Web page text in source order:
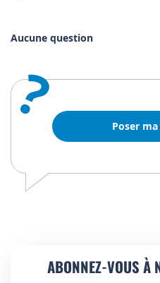
Aucune question
? Poser
ABONNEZ-VOUS À